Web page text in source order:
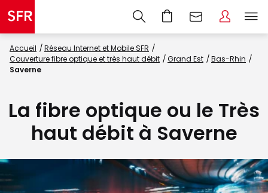
Accueil
Réseau Internet et Mobile SFR
Couverture fibre optique et très haut débit
Grand Est
Bas-Rhin
Saverne
La fibre optique ou le Très
haut débit à Saverne